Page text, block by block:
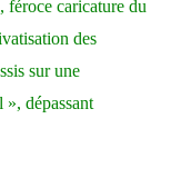
, féroce caricature du
des
sur une
dépassant